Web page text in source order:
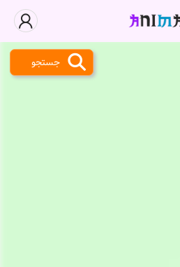
جستجو